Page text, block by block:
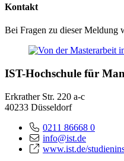
Kontakt
Bei Fragen zu dieser Meldung
IST-Hochschule für
Erkrather Str. 220 a-c
40233 Düsseldorf
0211 86668 0
info@ist.de
www.ist.de/